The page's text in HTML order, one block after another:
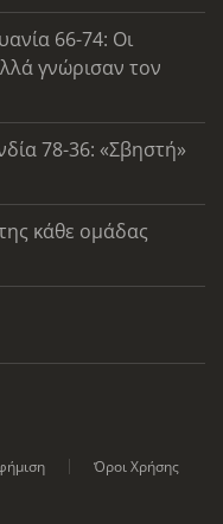
66-74: Οι
γνώρισαν τον
78-36: «Σβηστή»
κάθε ομάδας
Όροι Χρήσης